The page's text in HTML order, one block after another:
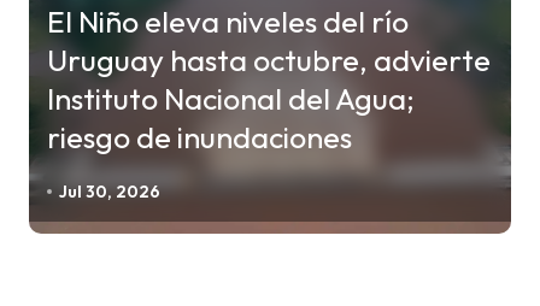
El Niño eleva niveles del río
Uruguay hasta octubre, advierte
Instituto Nacional del Agua;
riesgo de inundaciones
Jul 30, 2026